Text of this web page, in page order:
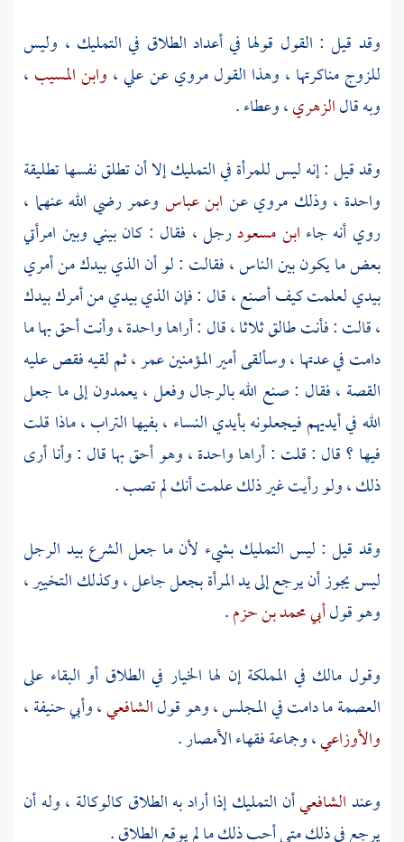
وقد قيل : القول قولها في أعداد الطلاق في التمليك ، وليس
للزوج مناكرتها ، وهذا القول مروي عنعلي، وابن المسيب ،
وبه قالالزهري،وعطاء.
وقد قيل : إنه ليس للمرأة في التمليك إلا أن تطلق نفسها تطليقة
واحدة ، وذلك مروي عن ابن عباس وعمررضي الله عنهما ،
روي أنه جاء ابن مسعودرجل ، فقال : كان بيني وبين امرأتي
بعض ما يكون بين الناس ، فقالت : لو أن الذي بيدك من أمري
بيدي لعلمت كيف أصنع ، قال : فإن الذي بيدي من أمرك بيدك
، قالت : فأنت طالق ثلاثا ، قال : أراها واحدة ، وأنت أحق بها ما
دامت في عدتها ، وسألقى أمير المؤمنينعمر، ثم لقيه فقص عليه
القصة ، فقال : صنع الله بالرجال وفعل ، يعمدون إلى ما جعل
الله في أيديهم فيجعلونه بأيدي النساء ، بفيها التراب ، ماذا قلت
فيها ؟ قال : قلت : أراها واحدة ، وهو أحق بها قال : وأنا أرى
ذلك ، ولو رأيت غير ذلك علمت أنك لم تصب .
وقد قيل : ليس التمليك بشيء لأن ما جعل الشرع بيد الرجل
ليس يجوز أن يرجع إلى يد المرأة بجعل جاعل ، وكذلك التخيير ،
وهو قولأبي محمد بن حزم.
وقول مالك في المملكة إن لها الخيار في الطلاق أو البقاء على
العصمة ما دامت في المجلس ، وهو قولالشافعي،وأبي حنيفة،
والأوزاعي، وجماعة فقهاء الأمصار .
وعندالشافعيأن التمليك إذا أراد به الطلاق كالوكالة ، وله أن
يرجع في ذلك متى أحب ذلك ما لم يوقع الطلاق .